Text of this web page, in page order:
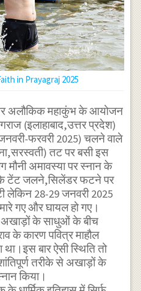
in Prayagraj 2025
अलौकिक महाकुंभ के आयोजन
(इलाहाबाद,उत्तर प्रदेश)
फरवरी 2025) चलने वाले
तट पर बसी इस
मौनी अमावस्या पर स्नान के
टेंट जलने,सिलेंडर फटने पर
लेकिन 28-29 जनवरी 2025
गए और घायल हो गए।
अखाड़ों के साधुओं के बीच
के कारण पवित्र माहौल
बार ऐसी स्थिति तो
तरीके से अखाड़ों के
किया।